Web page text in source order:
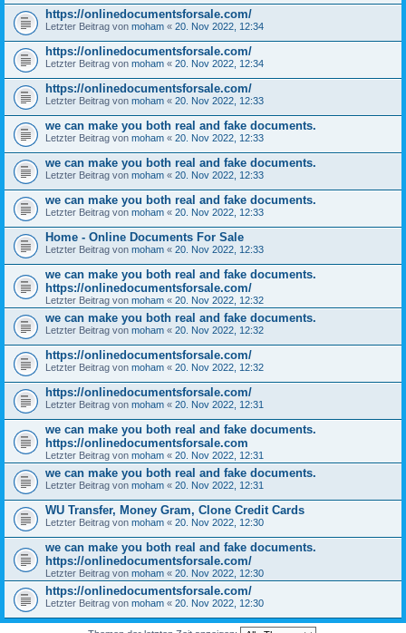
https://onlinedocumentsforsale.com/
Letzter Beitrag von moham « 20. Nov 2022, 12:34
https://onlinedocumentsforsale.com/
Letzter Beitrag von moham « 20. Nov 2022, 12:34
https://onlinedocumentsforsale.com/
Letzter Beitrag von moham « 20. Nov 2022, 12:33
we can make you both real and fake documents.
Letzter Beitrag von moham « 20. Nov 2022, 12:33
we can make you both real and fake documents.
Letzter Beitrag von moham « 20. Nov 2022, 12:33
we can make you both real and fake documents.
Letzter Beitrag von moham « 20. Nov 2022, 12:33
Home - Online Documents For Sale
Letzter Beitrag von moham « 20. Nov 2022, 12:33
we can make you both real and fake documents.
https://onlinedocumentsforsale.com/
Letzter Beitrag von moham « 20. Nov 2022, 12:32
we can make you both real and fake documents.
Letzter Beitrag von moham « 20. Nov 2022, 12:32
https://onlinedocumentsforsale.com/
Letzter Beitrag von moham « 20. Nov 2022, 12:32
https://onlinedocumentsforsale.com/
Letzter Beitrag von moham « 20. Nov 2022, 12:31
we can make you both real and fake documents.
https://onlinedocumentsforsale.com
Letzter Beitrag von moham « 20. Nov 2022, 12:31
we can make you both real and fake documents.
Letzter Beitrag von moham « 20. Nov 2022, 12:31
WU Transfer, Money Gram, Clone Credit Cards
Letzter Beitrag von moham « 20. Nov 2022, 12:30
we can make you both real and fake documents.
https://onlinedocumentsforsale.com/
Letzter Beitrag von moham « 20. Nov 2022, 12:30
https://onlinedocumentsforsale.com/
Letzter Beitrag von moham « 20. Nov 2022, 12:30